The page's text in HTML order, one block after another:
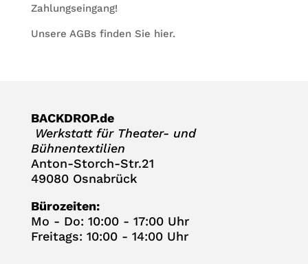
Zahlungseingang!
Unsere AGBs fin­den Sie hier.
BACKDROP.de
Werk­statt für Thea­ter- und
Bühnentextilien
Anton-Storch-Str.21
49080 Osnabrück
Büro­zei­ten:
Mo - Do: 10:00 - 17:00 Uhr
Frei­tags: 10:00 - 14:00 Uhr